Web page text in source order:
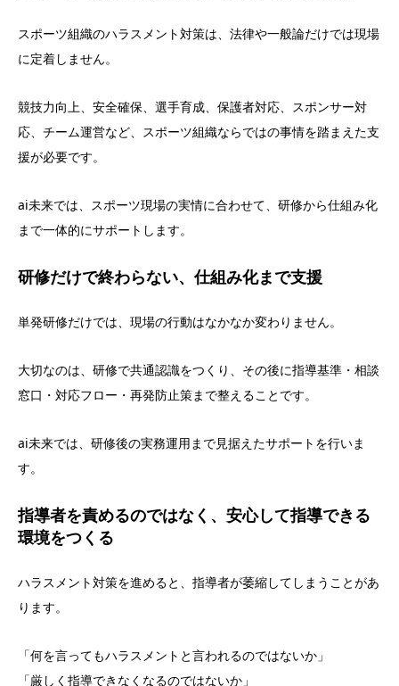
スポーツ組織のハラスメント対策は、法律や一般論だけでは現場
に定着しません。
競技力向上、安全確保、選手育成、保護者対応、スポンサー対
応、チーム運営など、スポーツ組織ならではの事情を踏まえた支
援が必要です。
ai未来では、スポーツ現場の実情に合わせて、研修から仕組み化
まで一体的にサポートします。
研修だけで終わらない、仕組み化まで支援
単発研修だけでは、現場の行動はなかなか変わりません。
大切なのは、研修で共通認識をつくり、その後に指導基準・相談
窓口・対応フロー・再発防止策まで整えることです。
ai未来では、研修後の実務運用まで見据えたサポートを行いま
す。
指導者を責めるのではなく、安心して指導できる
環境をつくる
ハラスメント対策を進めると、指導者が萎縮してしまうことがあ
ります。
「何を言ってもハラスメントと言われるのではないか」
「厳しく指導できなくなるのではないか」